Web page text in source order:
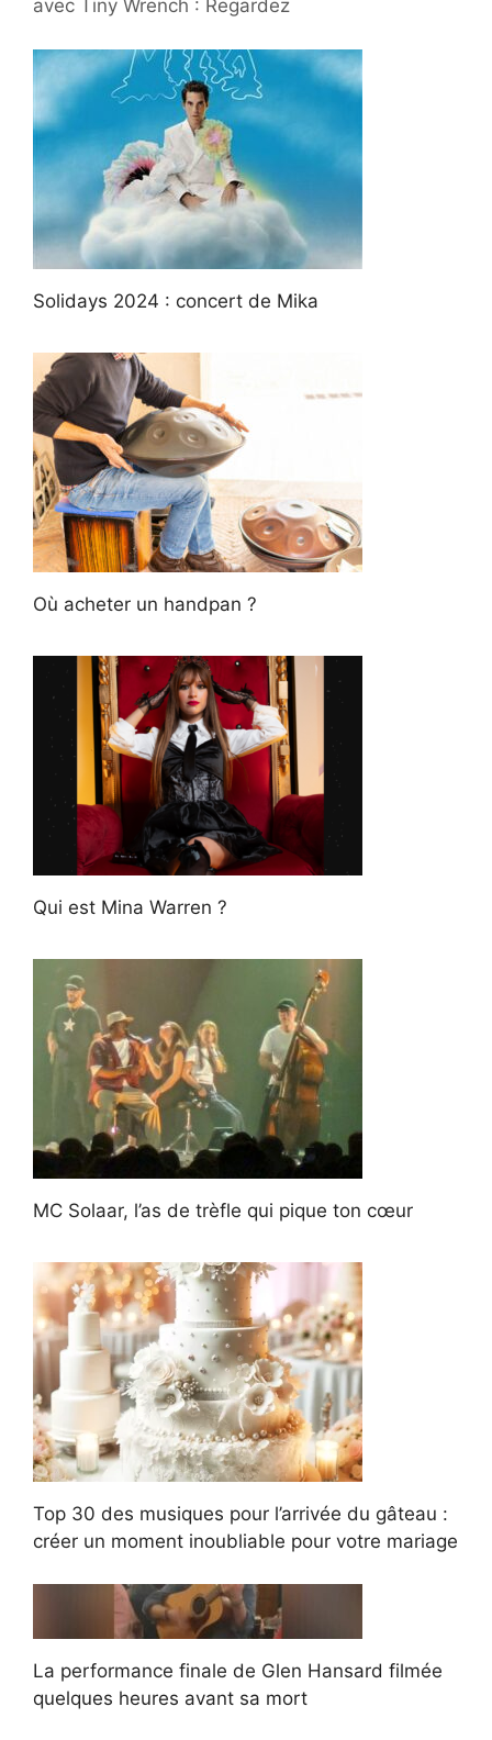
avec Tiny Wrench : Regardez
Solidays 2024 : concert de Mika
Où acheter un handpan ?
Qui est Mina Warren ?
MC Solaar, l’as de trèfle qui pique ton cœur
Top 30 des musiques pour l’arrivée du gâteau :
créer un moment inoubliable pour votre mariage
La performance finale de Glen Hansard filmée
quelques heures avant sa mort